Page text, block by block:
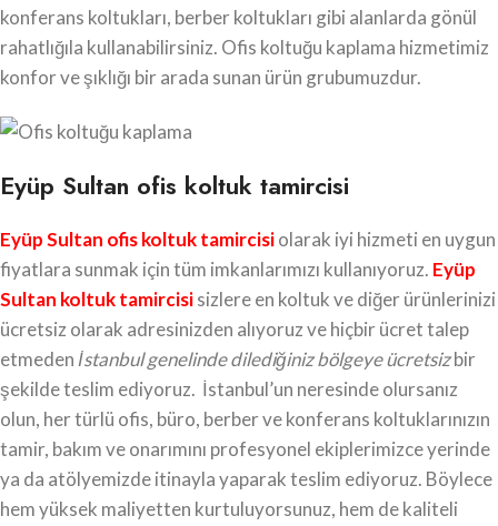
konferans koltukları, berber koltukları gibi alanlarda gönül
rahatlığıla kullanabilirsiniz. Ofis koltuğu kaplama hizmetimiz
konfor ve şıklığı bir arada sunan ürün grubumuzdur.
Eyüp Sultan ofis koltuk tamircisi
Eyüp Sultan ofis koltuk tamircisiolarak iyi hizmeti en uygun
fiyatlara sunmak için tüm imkanlarımızı kullanıyoruz. Eyüp
Sultan koltuk tamircisisizlere en koltuk ve diğer ürünlerinizi
ücretsiz olarak adresinizden alıyoruz ve hiçbir ücret talep
etmeden İstanbul genelinde dilediğiniz bölgeye ücretsizbir
şekilde teslim ediyoruz. İstanbul’un neresinde olursanız
olun, her türlü ofis, büro, berber ve konferans koltuklarınızın
tamir, bakım ve onarımını profesyonel ekiplerimizce yerinde
ya da atölyemizde itinayla yaparak teslim ediyoruz. Böylece
hem yüksek maliyetten kurtuluyorsunuz, hem de kaliteli